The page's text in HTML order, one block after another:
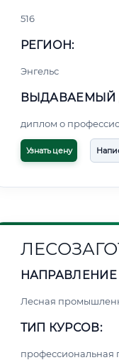
516
РЕГИОН:
Энгельс
ВЫДАВАЕМЫЙ
диплом о
Узнать цену
Лесная
ТИП КУРСОВ:
профессиональная